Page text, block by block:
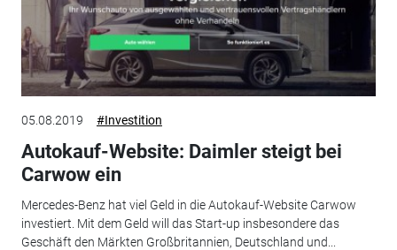
05.08.2019 #Investition
Autokauf-Website: Daimler steigt bei
Carwow ein
Mercedes-Benz hat viel Geld in die Autokauf-Website Carwow
investiert. Mit dem Geld will das Start-up insbesondere das
Geschäft den Märkten Großbritannien, Deutschland und...